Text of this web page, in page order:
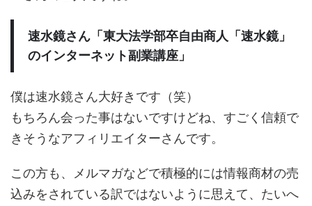
速水鏡さん「東大法学部卒自由商人「速水鏡」
のインターネット副業講座」
僕は速水鏡さん大好きです（笑）
もちろん会った事はないですけどね、すごく信頼で
きそうなアフィリエイターさんです。
この方も、メルマガなどで積極的には情報商材の売
込みをされている訳ではないように思えて、たいへ